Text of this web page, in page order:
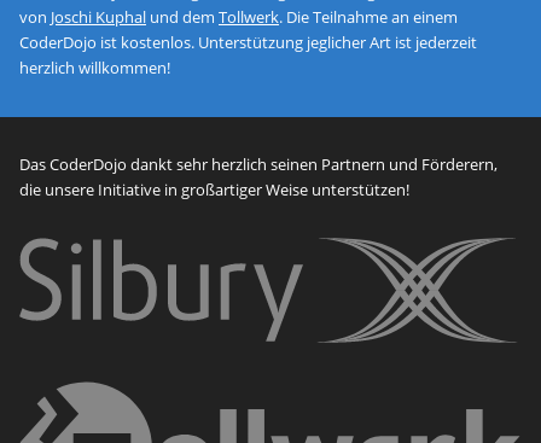
von Joschi Kuphal und dem Tollwerk. Die Teilnahme an einem
CoderDojo ist kostenlos. Unterstützung jeglicher Art ist jederzeit
herzlich willkommen!
Das CoderDojo dankt sehr herzlich seinen Partnern und Förderern,
die unsere Initiative in großartiger Weise unterstützen!